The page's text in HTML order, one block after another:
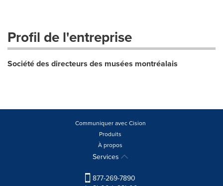
Profil de l'entreprise
Société des directeurs des musées montréalais
Communiquer avec Cision
Produits
À propos
Services
877-269-7890